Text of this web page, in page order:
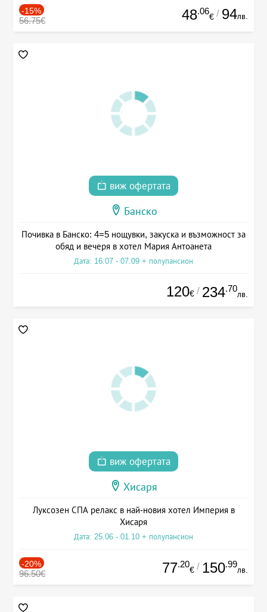
-15%
56.75€ 48.06
€ / 94лв.
виж офертата
Банско
Почивка в Банско: 4=5 нощувки, закуска и възможност за
обяд и вечеря в хотел Мария Антоанета
Дата: 16.07 - 07.09 + полупансион
120€ / 234.70
лв.
виж офертата
Хисаря
Луксозен СПА релакс в най-новия хотел Империя в
Хисаря
Дата: 25.06 - 01.10 + полупансион
-20%
96.50€ 77.20
€ / 150.99
лв.